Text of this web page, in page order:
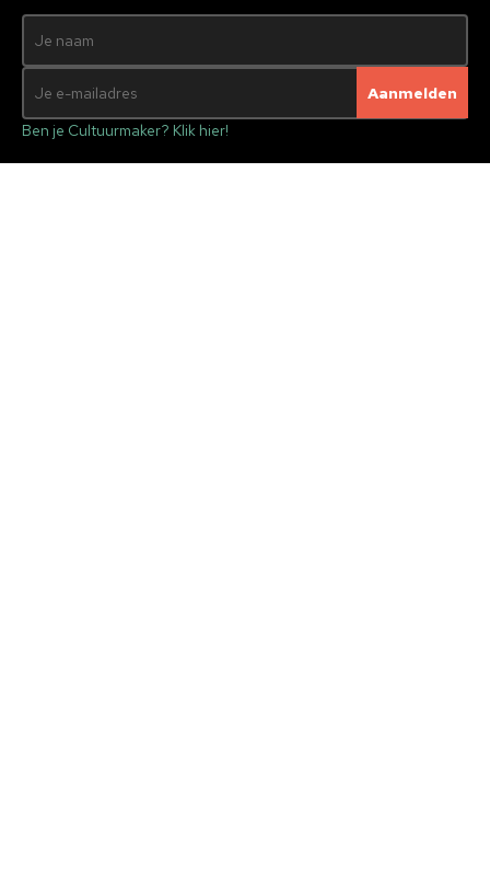
Ben je Cultuurmaker? Klik hier!